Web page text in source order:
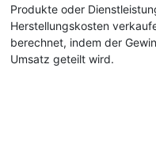
Produkte oder
Herstellungskosten
berechnet, indem der
Umsatz geteilt wird.